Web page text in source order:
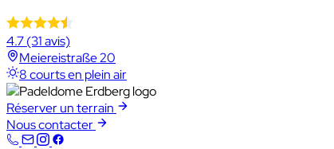
4.7(31 avis)
Meiereistraße 20
8 courts en plein air
Réserver un terrain
Nous contacter